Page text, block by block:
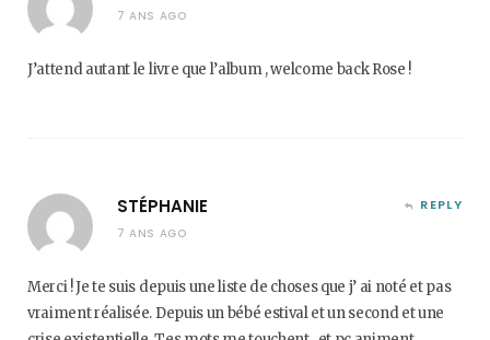
7 ANS AGO
J’attend autant le livre que l’album , welcome back Rose !
STÉPHANIE
7 ANS AGO
REPLY
Merci ! Je te suis depuis une liste de choses que j’ ai noté et pas
vraiment réalisée. Depuis un bébé estival et un second et une